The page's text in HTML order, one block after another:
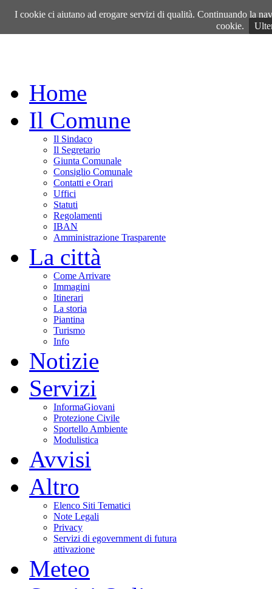
Domenica, 09 Agosto 2026
Home
Il Comune
Il Sindaco
Il Segretario
Giunta Comunale
Consiglio Comunale
Contatti e Orari
Uffici
Statuti
Regolamenti
IBAN
Amministrazione Trasparente
La città
Come Arrivare
Immagini
Itinerari
La storia
Piantina
Turismo
Info
Notizie
Servizi
InformaGiovani
Protezione Civile
Sportello Ambiente
Modulistica
Avvisi
Altro
Elenco Siti Tematici
Note Legali
Privacy
Servizi di egovernment di futura
attivazione
Meteo
I cookie ci aiutano ad erogare servizi di qualità. Continuando la
cookie.